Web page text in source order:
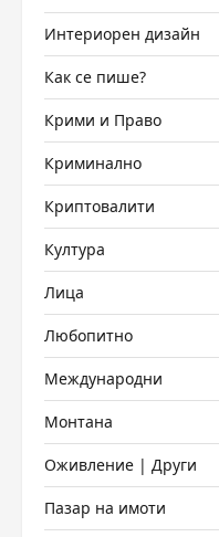
Интериорен дизайн
Как се пише?
Крими и Право
Криминално
Криптовалити
Култура
Лица
Любопитно
Международни
Монтана
Оживление | Други
Пазар на имоти